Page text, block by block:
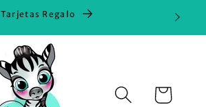
Tarjetas Regalo
Carrito